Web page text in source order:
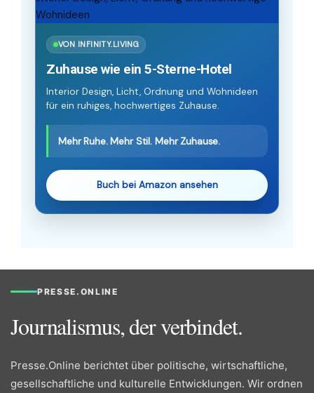
VON INFINITY.LIVING
Zuhause wie ein 5-Sterne-Hotel
Interior Design, Licht, Ordnung und Wohnideen
für ein ruhiges, hochwertiges Zuhause.
Mehr Ruhe. Mehr Stil. Mehr Zuhause.
Buch bei Amazon ansehen
PRESSE.ONLINE
Journalismus, der verbindet.
Presse.Online berichtet über politische, wirtschaftliche,
gesellschaftliche und kulturelle Entwicklungen. Wir ordnen